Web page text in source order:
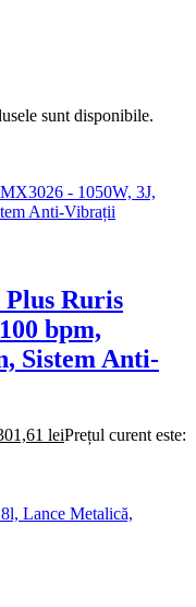
sunt disponibile.
Ruris
bpm,
Sistem Anti-
leiPrețul curent este: